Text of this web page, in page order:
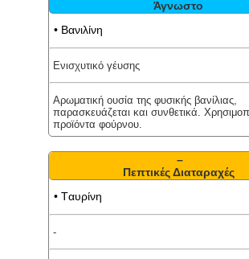
Άγνωστο
• Βανιλίνη
Ενισχυτικό γέυσης
Αρωματική ουσία της φυσικής βανίλιας,
παρασκευάζεται και συνθετικά.
προϊόντα φούρνου.
–
Πεπτικές Διαταραχές
• Tαυρίνη
-